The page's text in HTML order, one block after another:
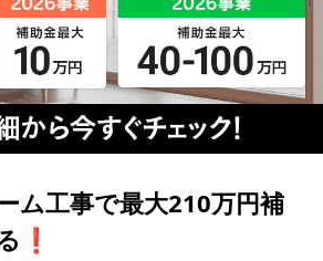
ム工事で最大210万円補
❗